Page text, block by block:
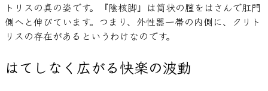
トリスの真の姿です。『陰核脚』は筒状の膣をはさんで肛門
側へと伸びています。つまり、外性器一帯の内側に、クリト
リスの存在があるというわけなのです。
はてしなく広がる快楽の波動